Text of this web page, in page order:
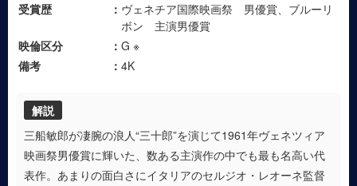
受賞歴
ヴェネチア国際映画祭 男優賞、ブルーリ
ボン 主演男優賞
映倫区分
G ※
備考
4K
解説
三船敏郎が凄腕の浪人“三十郎”を演じて1961年ヴェネツィア
映画祭男優賞に輝いた、数ある主演作の中でも最も名高い代
表作。あまりの面白さにイタリアのセルジオ・レオーネ監督